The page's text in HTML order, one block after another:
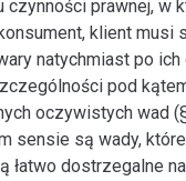
czynności prawnej, w
klient musi
natychmiast po
pod
oczywistych wad
sensie są wady,
łatwo dostrzegalne